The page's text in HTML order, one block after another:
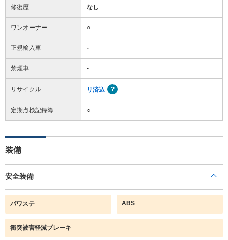
修復歴 なし
ワンオーナー ○
正規輸入車 -
禁煙車 -
リサイクル リ済込
定期点検記録簿 ○
装備
安全装備
パワステ ABS
衝突被害軽減ブレーキ